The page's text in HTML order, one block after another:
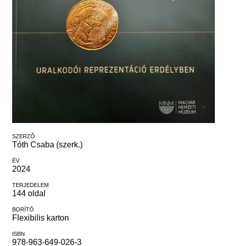
Tagintézmények
Felnőttképzés
Történeti Fényképtár
Központi Könyvtár
SZERZŐ
Tóth Csaba (szerk.)
ÉV
2024
TERJEDELEM
144 oldal
BORÍTÓ
Flexibilis karton
ISBN
978-963-649-026-3